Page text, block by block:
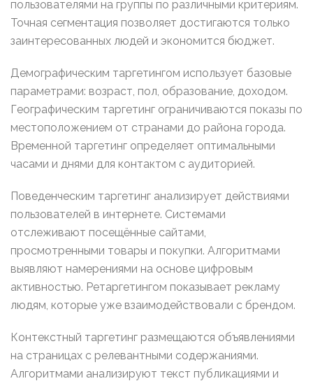
пользователями на группы по различными критериям.
Точная сегментация позволяет достигаются только
заинтересованных людей и экономится бюджет.
Демографическим таргетингом использует базовые
параметрами: возраст, пол, образование, доходом.
Географическим таргетинг ограничиваются показы по
местоположением от странами до района города.
Временной таргетинг определяет оптимальными
часами и днями для контактом с аудиторией.
Поведенческим таргетинг анализирует действиями
пользователей в интернете. Системами
отслеживают посещённые сайтами,
просмотренными товары и покупки. Алгоритмами
выявляют намерениями на основе цифровым
активностью. Ретаргетингом показывает рекламу
людям, которые уже взаимодействовали с брендом.
Контекстный таргетинг размещаются объявлениями
на страницах с релевантными содержаниями.
Алгоритмами анализируют текст публикациями и